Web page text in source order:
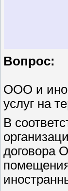
Вопрос:
ООО и
услуг на
В
договора